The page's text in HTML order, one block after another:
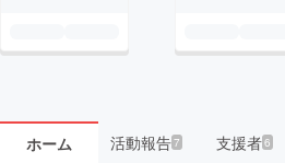
ホーム 活動報告7 支援者6